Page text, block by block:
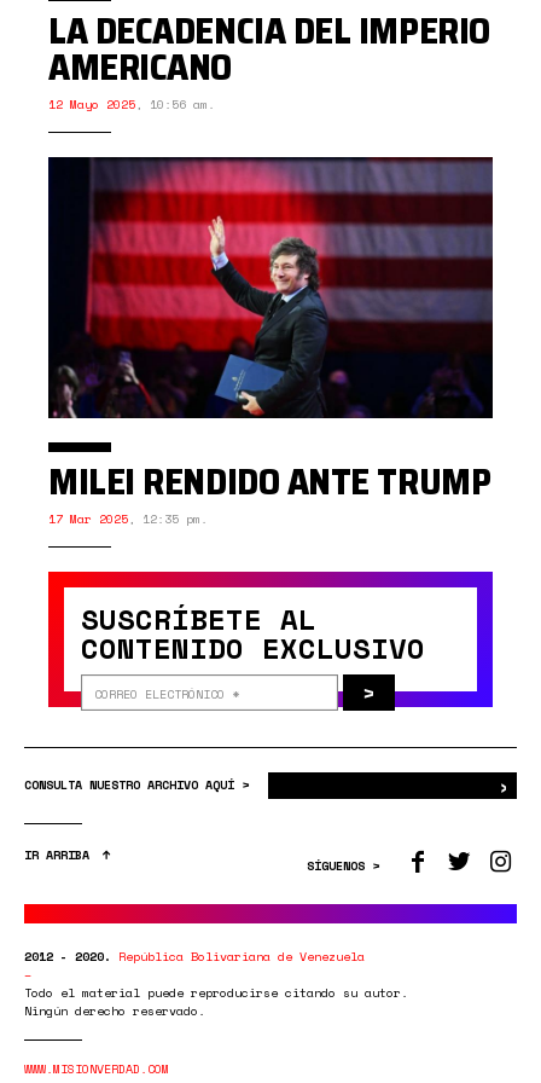
LA DECADENCIA DEL IMPERIO
AMERICANO
12 Mayo 2025, 10:56 am.
SUSCRÍBETE AL
CONTENIDO EXCLUSIVO
>
MILEI RENDIDO ANTE TRUMP
17 Mar 2025, 12:35 pm.
CONSULTA NUESTRO ARCHIVO AQUÍ > ›
IR ARRIBA
SÍGUENOS >
2012 - 2020. República Bolivariana de Venezuela
Todo el material puede reproducirse citando su autor.
Ningún derecho reservado.
WWW.MISIONVERDAD.COM